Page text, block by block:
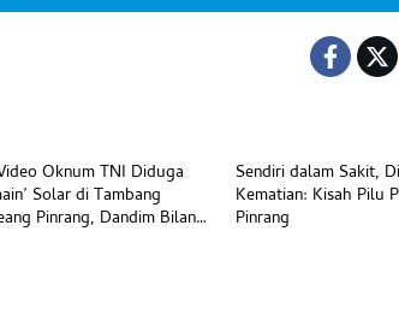
Oknum TNI Diduga
Solar di Tambang
Pinrang, Dandim Bilang
Sendiri dalam Sakit,
Kematian: Kisah Pilu
Pinrang